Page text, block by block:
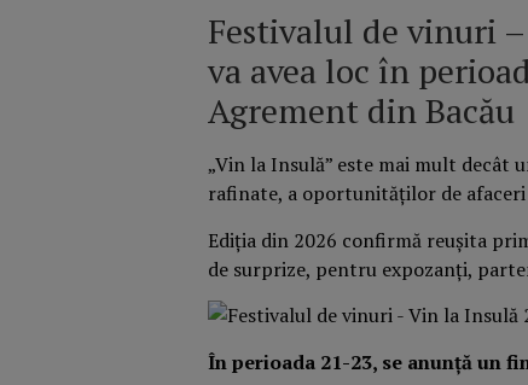
Festivalul de vinuri
va avea loc în
Agrement din Bacău
„Vin la Insulă” este mai mult decât
rafinate, a oportunităților de
Ediția din 2026 confirmă reușita
de surprize, pentru expozanți,
În perioada 21-23, se anunță un